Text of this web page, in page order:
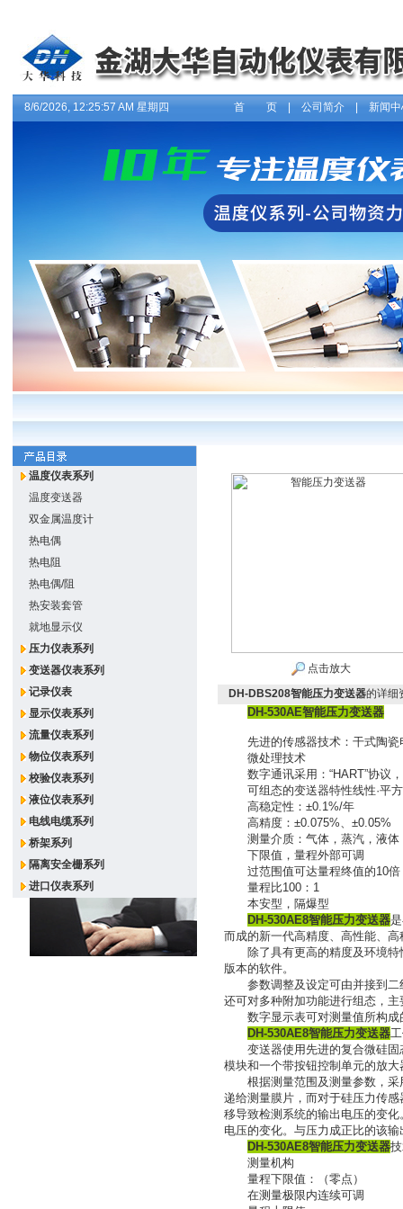
8/6/2026, 12:25:58 AM 星期四 首 页| 公司简介| 新闻中
温度仪表系列
温度变送器
双金属温度计
热电偶
热电阻
热电偶/阻
热安装套管
就地显示仪
压力仪表系列
变送器仪表系列
记录仪表
显示仪表系列
流量仪表系列
物位仪表系列
校验仪表系列
液位仪表系列
电线电缆系列
桥架系列
隔离安全栅系列
进口仪表系列
点击放大
DH-DBS208智能压力变送器的详细
DH-530AE智能压力变送器
先进的传感器技术：干式陶瓷
微处理技术
数字通讯采用：“HART”协议
可组态的变送器特性线性·平
高稳定性：±0.1%/年
高精度：±0.075%、±0.05%
测量介质：气体，蒸汽，液体
下限值，量程外部可调
过范围值可达量程终值的10倍
量程比100：1
本安型，隔爆型
DH-530AE8智能压力变送器
而成的新一代高精度、高性能、
除了具有更高的精度及环境特
版本的软件。
参数调整及设定可由并接到二
还可对多种附加功能进行组态，
数字显示表可对测量值所构成
DH-530AE8智能压力变送器
变送器使用先进的复合微硅固
模块和一个带按钮控制单元的放大
根据测量范围及测量参数，采
递给测量膜片，而对于硅压力传
移导致检测系统的输出电压的变
电压的变化。与压力成正比的该
DH-530AE8智能压力变送器
测量机构
量程下限值：（零点）
在测量极限内连续可调